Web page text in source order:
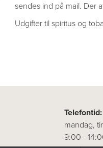
sendes ind på mail. Der
Udgifter til spiritus og
Telefontid:
mandag,
9:00 -